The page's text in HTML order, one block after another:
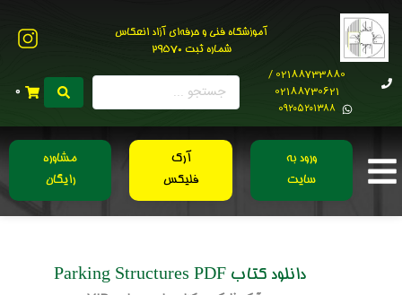
آموزشگاه فنی و حرفه‌ای آزاد انعکاس
شماره ثبت 29570
02188733880 /
02188730621
0۹۲۰۵۲۰۱۳۸۸
0
ورود به
سایت
آرک
فلیکس
مشاوره
رایگان
دانلود کتاب Parking Structures PDF